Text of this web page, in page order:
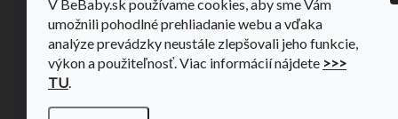
V BeBaby.sk používame cookies, aby sme Vám
umožnili pohodlné prehliadanie webu a vďaka
analýze prevádzky neustále zlepšovali jeho funkcie,
výkon a použiteľnosť. Viac informácií nájdete >>>
TU.